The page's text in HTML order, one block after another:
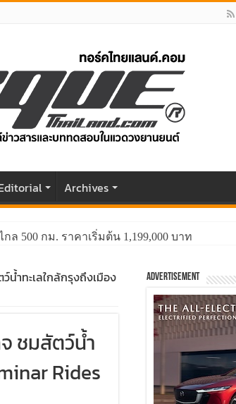
Archives
กล 500 กม. ราคาเริ่มต้น 1,199,000 บาท
ำทะเลใกล้กรุงถึงเมือง
ชมสัตว์น้ำ
Rides
Advertisement